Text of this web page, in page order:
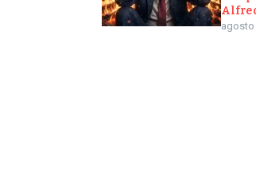
agosto